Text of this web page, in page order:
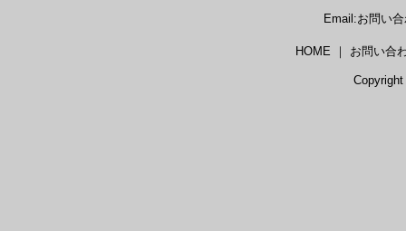
Email:お問い
HOME ｜ お問い合